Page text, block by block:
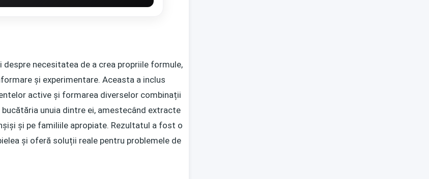
necesitatea de a crea propriile formule,
și experimentare. Aceasta a inclus
active și formarea diverselor combinații
unuia dintre ei, amestecând extracte
și pe familiile apropiate. Rezultatul a fost o
și oferă soluții reale pentru problemele de